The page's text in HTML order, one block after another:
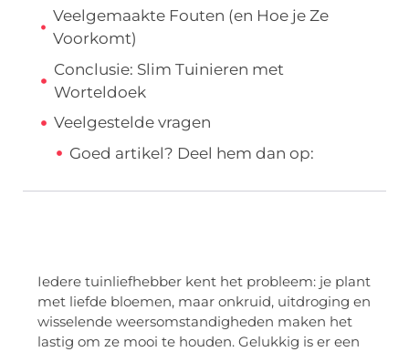
Veelgemaakte Fouten (en Hoe je Ze
Voorkomt)
Conclusie: Slim Tuinieren met
Worteldoek
Veelgestelde vragen
Goed artikel? Deel hem dan op:
Iedere tuinliefhebber kent het probleem: je plant
met liefde bloemen, maar onkruid, uitdroging en
wisselende weersomstandigheden maken het
lastig om ze mooi te houden. Gelukkig is er een